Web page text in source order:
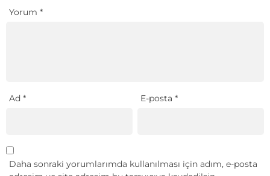
Yorum *
Ad * E-posta*
Daha sonraki yorumlarımda kullanılması için adım, e-posta